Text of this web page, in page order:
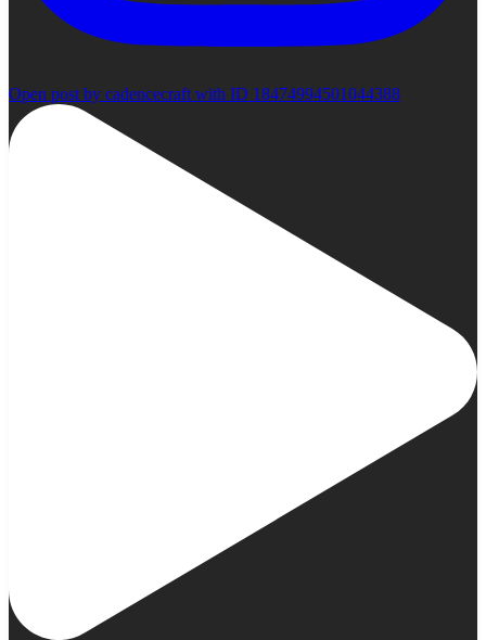
Open post by cadencecraft with ID 18474994501044388